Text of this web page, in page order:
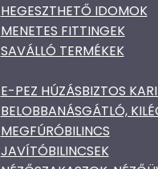
HEGESZTHETŐ IDOMOK
MENETES FITTINGEK
SAVÁLLÓ TERMÉKEK
E-PEZ HÚZÁSBIZTOS
BELOBBANÁSGÁTLÓ,
MEGFÚRÓBILINCS
JAVÍTÓBILINCSEK